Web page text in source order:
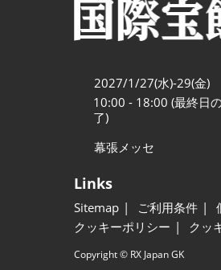
2027/1/27(水)-29(金)
10:00 - 18:00 (最終日
了)
幕張メッセ
Links
Sitemap ご利用条件
クッキーポリシー
クッ
Copyright © RX Japan GK